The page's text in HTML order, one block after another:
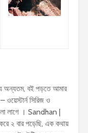
অন্যতম, বই পড়তে আমার
সিরিজ ও
লাগে । Sandhan |
২ বার পড়েছি, এক কথায়